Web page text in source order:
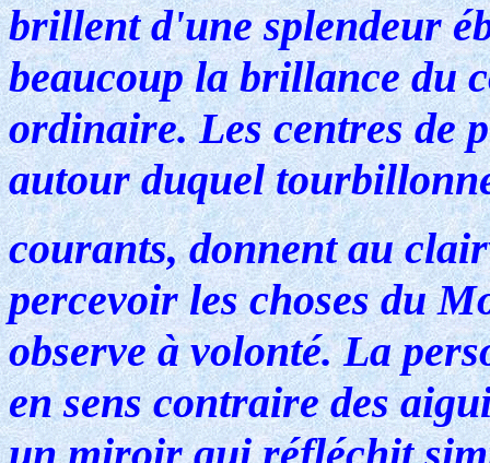
brillent d'une splendeur
beaucoup la brillance du
ordinaire. Les centres de
autour duquel
courants, donnent au
percevoir les choses du
observe à volonté. La
en sens contraire des